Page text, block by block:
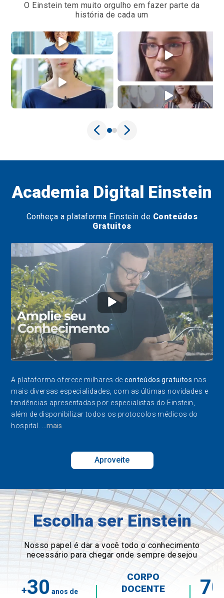
O Einstein tem muito orgulho em fazer parte da
história de cada um
Academia Digital Einstein
Conheça a plataforma Einstein de Conteúdos
Gratuitos
A plataforma oferece milhares deconteúdos gratuitos nas
mais diversas especialidades, com as últimas novidades e
tendências apresentadas por especialistas do Einstein,
além de disponibilizar todos os protocolos médicos do
hospital.
...mais
Aproveite
Escolha ser Einstein
Nosso papel é dar a você todo o conhecimento
necessário para chegar onde sempre desejou
+30 anos de
CORPO
DOCENTE
70